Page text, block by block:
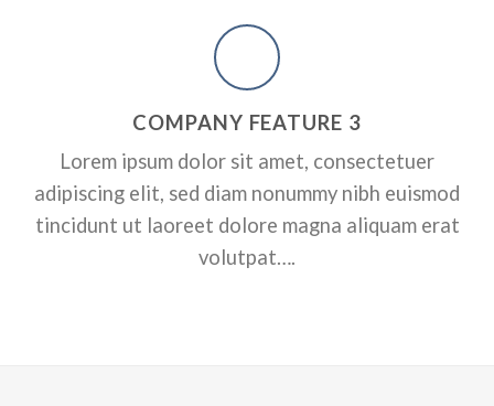
COMPANY FEATURE 3
Lorem ipsum dolor sit amet, consectetuer
adipiscing elit, sed diam nonummy nibh euismod
tincidunt ut laoreet dolore magna aliquam erat
volutpat….